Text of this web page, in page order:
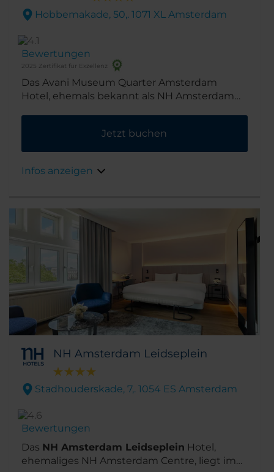
Hobbemakade, 50,. 1071 XL Amsterdam
Bewertungen
2025 Zertifikat für Exzellenz
Das Avani Museum Quarter Amsterdam
Hotel, ehemals bekannt als NH Amsterdam
lebendigen Nachbarschaft „De Pijp“.
Aufgrund der exzellenten Lage des Hotels
Sehenswürdigkeiten der Stadt zu Fuß
Moco Museum befinden sich bspw. nur einen
Kilometer vom Hotel entfernt. Gleiches gilt für
Einkaufsmeile P.C. Hoofstraat, die in nur fünf
Gehminuten erreichbar sind.
Jetzt buchen
Infos anzeigen
NH Amsterdam Leidseplein
Stadhouderskade, 7,. 1054 ES Amsterdam
Bewertungen
Das NH Amsterdam Leidseplein Hotel,
ehemaliges NH Amsterdam Centre, liegt im